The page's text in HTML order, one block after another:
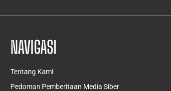
NAVIGASI
Tentang Kami
Pedoman Pemberitaan Media Siber